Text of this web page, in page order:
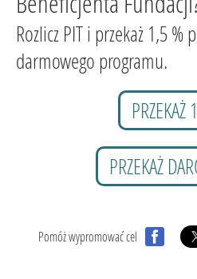
Rozlicz PIT i przekaż 1,5
darmowego programu.
PRZEKAŻ
PRZEKAŻ
Pomóż wypromować cel